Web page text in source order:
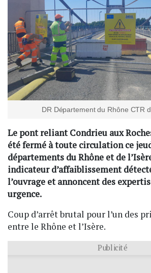
DR Département du Rhône CTR
Le pont reliant Condrieu aux
été fermé à toute circulation ce
départements du Rhône et de
indicateur d’affaiblissement
l’ouvrage et annoncent des
urgence.
Coup d’arrêt brutal pour l’un des
entre le Rhône et l’Isère.
Publicité